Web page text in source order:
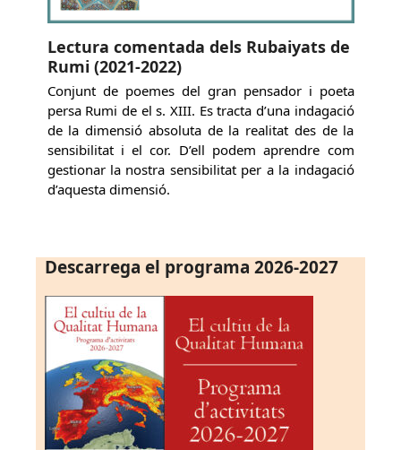
Lectura comentada dels Rubaiyats de
Rumi (2021-2022)
Conjunt de poemes del gran pensador i poeta
persa Rumi de el s. XIII. Es tracta d’una indagació
de la dimensió absoluta de la realitat des de la
sensibilitat i el cor. D’ell podem aprendre com
gestionar la nostra sensibilitat per a la indagació
d’aquesta dimensió.
Descarrega el programa 2026-2027